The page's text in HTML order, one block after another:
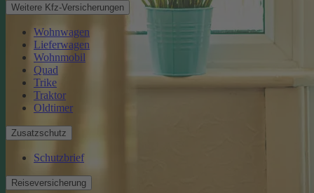
Weitere Kfz-Versicherungen
Wohnwagen
Lieferwagen
Wohnmobil
Quad
Trike
Traktor
Oldtimer
Zusatzschutz
Schutzbrief
Reiseversicherung